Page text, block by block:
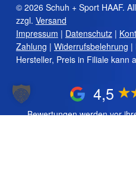
Zwischensumme:
© 2026 Schuh + Sport HAAF.
zzgl. Versand
Impressum | Datenschutz|
Zahlung | Widerrufsbelehrung |
Hersteller, Preis in Filiale kann
4,5
Bewertungen werden vor